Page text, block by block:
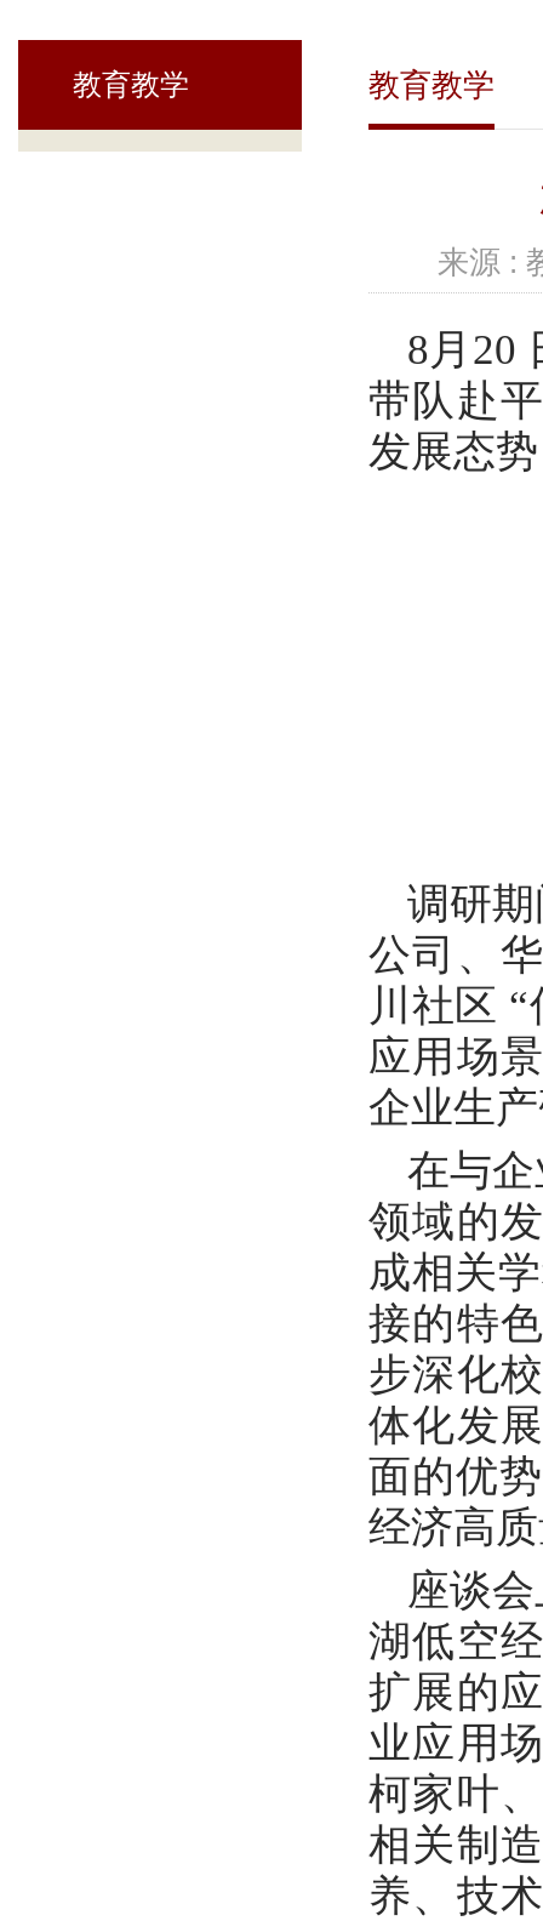
教育教学 教育教学
来源 :
8月20
带队赴
发展态
调研
公司、
川社区
应用场
企业生
在与
领域的
成相关
接的特
步深化
体化发
面的优
经济高
座谈
湖低空
扩展的
业应用
柯家叶
相关制
养、技